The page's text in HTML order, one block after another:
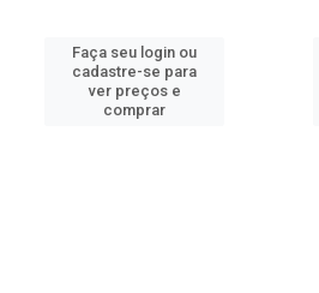
Faça seu login ou
cadastre-se para
ver preços e
comprar